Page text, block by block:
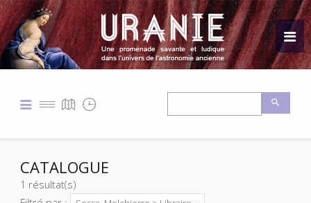
CATALOGUE
1 résultat(s)